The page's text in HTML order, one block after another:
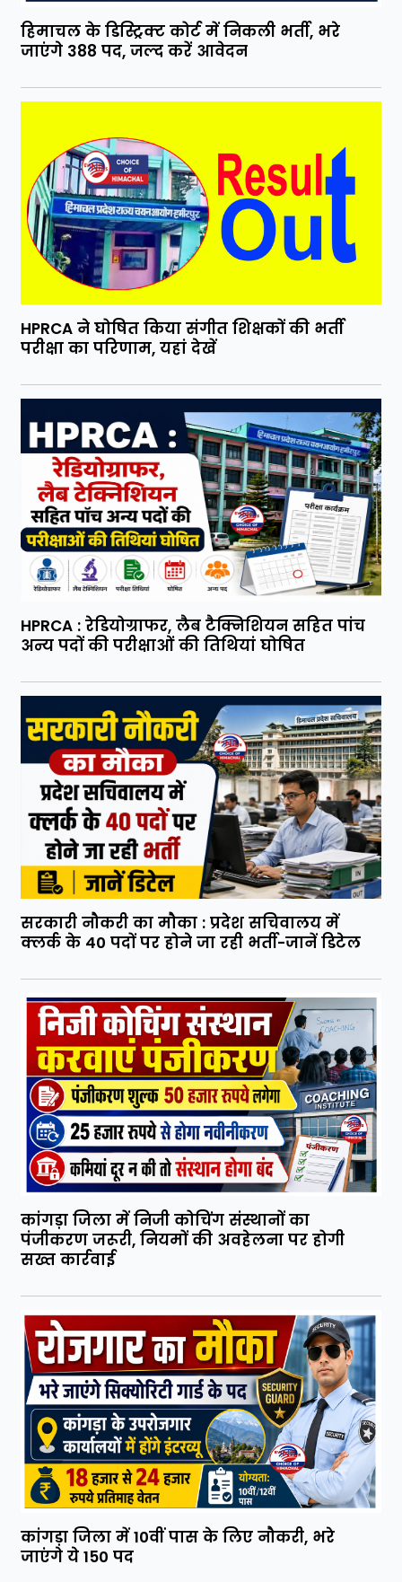
हिमाचल के डिस्ट्रिक्ट कोर्ट में निकली भर्ती, भरे
जाएंगे 388 पद, जल्द करें आवेदन
HPRCA ने घोषित किया संगीत शिक्षकों की भर्ती
परीक्षा का परिणाम, यहां देखें
HPRCA : रेडियोग्राफर, लैब टैक्निशियन सहित पांच
अन्य पदों की परीक्षाओं की तिथियां घोषित
सरकारी नौकरी का मौका : प्रदेश सचिवालय में
क्लर्क के 40 पदों पर होने जा रही भर्ती-जानें डिटेल
कांगड़ा जिला में निजी कोचिंग संस्थानों का
पंजीकरण जरूरी, नियमों की अवहेलना पर होगी
सख्त कार्रवाई
कांगड़ा जिला में 10वीं पास के लिए नौकरी, भरे
जाएंगे ये 150 पद